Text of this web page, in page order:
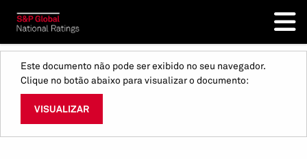
Este documento não pode ser exibido no seu navegador.
Clique no botão abaixo para visualizar o documento:
VISUALIZAR